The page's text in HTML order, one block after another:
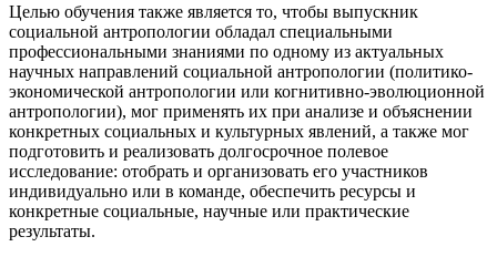
Целью обучения также является то, чтобы выпускник
социальной антропологии обладал специальными
профессиональными знаниями по одному из актуальных
научных направлений социальной антропологии (политико-
экономической антропологии или когнитивно-эволюционной
антропологии), мог применять их при анализе и объяснении
конкретных социальных и культурных явлений, а также мог
подготовить и реализовать долгосрочное полевое
исследование: отобрать и организовать его участников
индивидуально или в команде, обеспечить ресурсы и
конкретные социальные, научные или практические
результаты.